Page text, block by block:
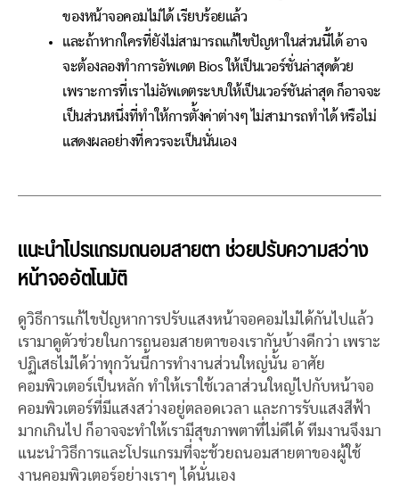
ของหน้าจอคอมไม่ได้ เรียบร้อยแล้ว
และถ้าหากใครที่ยังไม่สามารถแก้ไขปัญหาในส่วนนี้ได้ อาจ
จะต้องลองทำการอัพเดต Bios ให้เป็นเวอร์ชั่นล่าสุดด้วย
เพราะการที่เราไม่อัพเดตระบบให้เป็นเวอร์ชันล่าสุด ก็อาจจะ
เป็นส่วนหนึ่งที่ทำให้การตั้งค่าต่างๆ ไม่สามารถทำได้ หรือไม่
แสดงผลอย่างที่ควรจะเป็นนั่นเอง
แนะนำโปรแกรมถนอมสายตา ช่วยปรับความสว่าง
หน้าจออัตโนมัติ
ดูวิธีการแก้ไขปัญหาการปรับแสงหน้าจอคอมไม่ได้กันไปแล้ว
เรามาดูตัวช่วยในการถนอมสายตาของเรากันบ้างดีกว่า เพราะ
ปฏิเสธไม่ได้ว่าทุกวันนี้การทำงานส่วนใหญ่นั้น อาศัย
คอมพิวเตอร์เป็นหลัก ทำให้เราใช้เวลาส่วนใหญ่ไปกับหน้าจอ
คอมพิวเตอร์ที่มีแสงสว่างอยู่ตลอดเวลา และการรับแสงสีฟ้า
มากเกินไป ก็อาจจะทำให้เรามีสุขภาพตาที่ไม่ดีได้ ทีมงานจึงมา
แนะนำวิธีการและโปรแกรมที่จะช้วยถนอมสายตาของผู้ใช้
งานคอมพิวเตอร์อย่างเราๆ ได้นั่นเอง